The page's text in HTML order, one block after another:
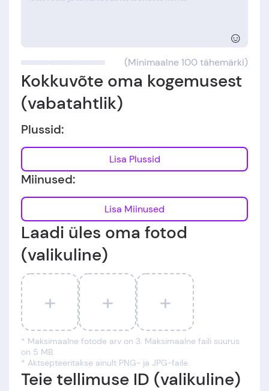
☺
(Minimaalne 100 tähemärki)
Kokkuvõte oma kogemusest
(vabatahtlik)
Plussid:
Lisa Plussid
Miinused:
Lisa Miinused
Laadi üles oma fotod
(valikuline)
+ + +
* Maksimaalne fotode arv on 3. Maksimaalne faili suurus
on 5 MB.
* Aktsepteeritakse ainult PNG- ja JPG-faile.
Teie tellimuse ID (valikuline)